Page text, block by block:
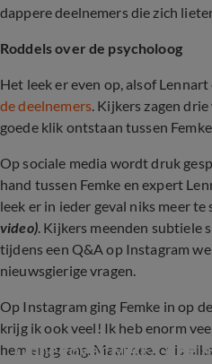
dappere deelnemers die zich
Roddels over de psycholoog
Het leek er even op, alsof
de deelnemers. Kijkers zagen
goede klik ontstaan tussen
Op sociale media wordt druk
hand tussen Femke en expert
leek er in ieder geval niks meer te
video). Kijkers meenden subtiele
tijdens een Q&A op Instagram
nieuwsgierige vragen.
Op Instagram ging Femke in op
krijg ik ook veel! Ik heb enorm
hem erg graag. Maar nee, er is
Ophef over MAFS-